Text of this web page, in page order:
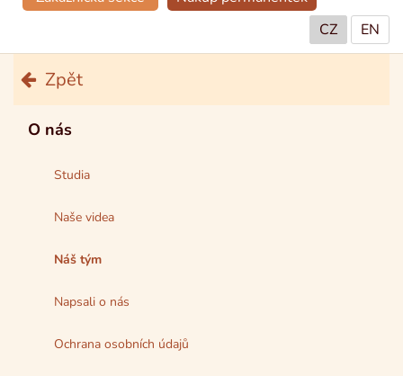
CZ
EN
Zpět
O nás
Studia
Naše videa
Náš tým
Napsali o nás
Ochrana osobních údajů